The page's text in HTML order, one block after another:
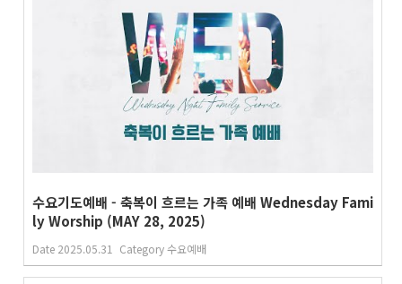
수요기도예배 - 축복이 흐르는 가족 예배 Wednesday Fami
ly Worship (MAY 28, 2025)
Date 2025.05.31 Category수요예배